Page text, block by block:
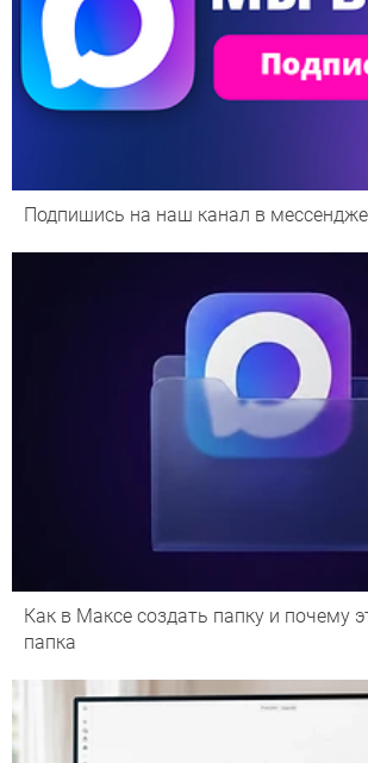
Подпишись на наш канал в
Как в Максе создать папку и почему
папка